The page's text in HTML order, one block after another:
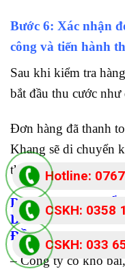
Bước 6: Xác nhận
công và tiến hành
Sau khi kiểm tra
bắt đầu thu cước
Đơn hàng đã thanh
Khang sẽ di chuyển
thắc mắc về sau
DỊCH VỤ
DƯƠNG ĐI SÓC
ĐẦU:
– Công ty có kho
Hotline:
87
CSKH: 033
CSKH: 0358